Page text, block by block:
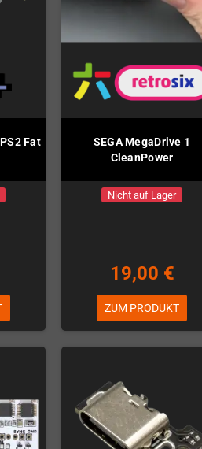
Fat
SEGA MegaDrive 1
CleanPower
Nicht auf Lager
19,00 €
ZUM PRODUKT